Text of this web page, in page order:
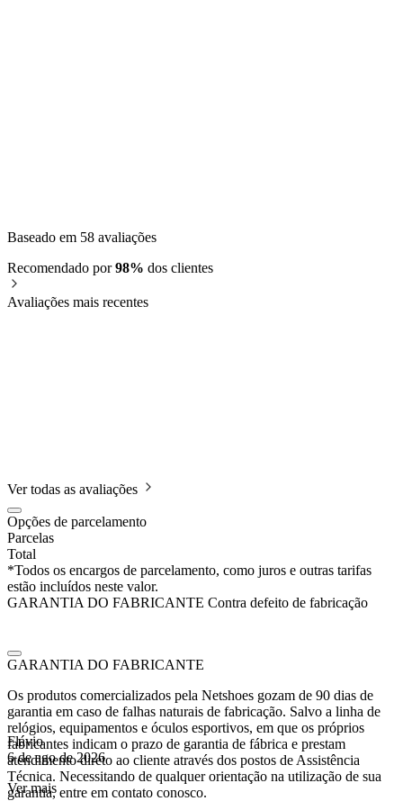
Baseado em 58 avaliações
Recomendado por98% dos clientes
Avaliações mais recentes
Flávio
6 de ago de 2026
Ver mais
Ver todas as avaliações
Opções de parcelamento
Parcelas
Total
*Todos os encargos de parcelamento, como juros e outras tarifas
estão incluídos neste valor.
GARANTIA DO FABRICANTE Contra defeito de fabricação
GARANTIA DO FABRICANTE
Os produtos comercializados pela Netshoes gozam de 90 dias de
garantia em caso de falhas naturais de fabricação. Salvo a linha de
relógios, equipamentos e óculos esportivos, em que os próprios
fabricantes indicam o prazo de garantia de fábrica e prestam
atendimento direto ao cliente através dos postos de Assistência
Técnica. Necessitando de qualquer orientação na utilização de sua
garantia, entre em contato conosco.